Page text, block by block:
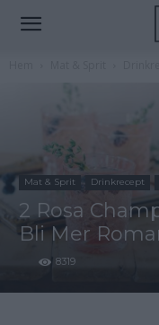
Mat & Sprit Drinkrecept
2 Rosa
Bli Mer
8319